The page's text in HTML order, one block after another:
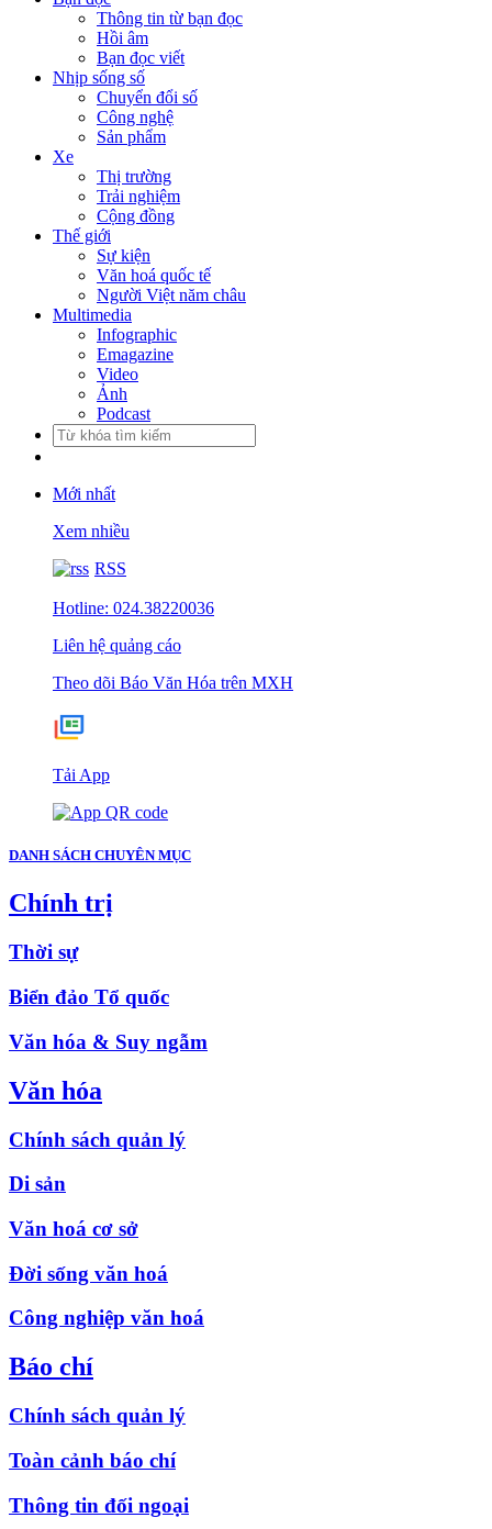
Thông tin từ bạn đọc
Hồi âm
Bạn đọc viết
Nhịp sống số
Chuyển đổi số
Công nghệ
Sản phẩm
Xe
Thị trường
Trải nghiệm
Cộng đồng
Thế giới
Sự kiện
Văn hoá quốc tế
Người Việt năm châu
Multimedia
Infographic
Emagazine
Video
Ảnh
Podcast
Mới nhất
Xem nhiều
RSS
Hotline: 024.38220036
Liên hệ quảng cáo
Theo dõi Báo Văn Hóa trên MXH
Tải App
DANH SÁCH CHUYÊN MỤC
Chính trị
Thời sự
Biển đảo Tổ quốc
Văn hóa & Suy ngẫm
Văn hóa
Chính sách quản lý
Di sản
Văn hoá cơ sở
Đời sống văn hoá
Công nghiệp văn hoá
Báo chí
Chính sách quản lý
Toàn cảnh báo chí
Thông tin đối ngoại